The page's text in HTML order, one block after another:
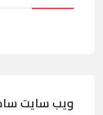
ويب سايت